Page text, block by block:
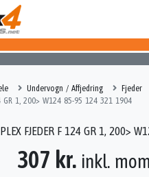
Undervogn / Affjedring Fjeder
GR 1, 200> W124 85-95 124 321 1904
307 kr. inkl.
FJEDER F 124 GR 1, 200>